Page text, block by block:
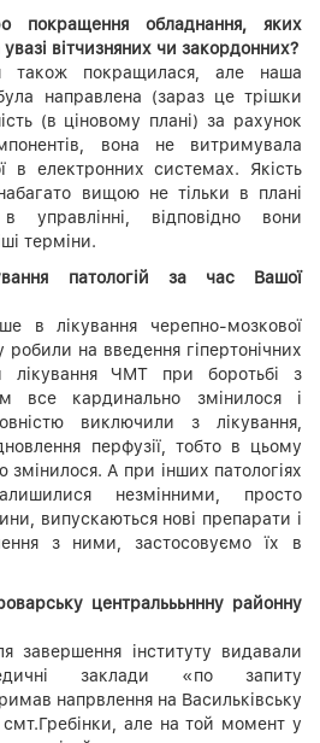
покращення обладнання, яких
вітчизняних чи закордонних?
також покращилася, але наша
направлена (зараз це трішки
(в ціновому плані) за рахунок
вона не витримувала
в електронних системах. Якість
вищою не тільки в плані
відповідно вони
терміни.
патологій за час Вашої
в лікування черепно-мозкової
робили на введення гіпертонічних
лікування ЧМТ при боротьбі з
все кардинально змінилося і
виключили з лікування,
перфузії, тобто в цьому
змінилося. А при інших патологіях
незмінними, просто
випускаються нові препарати і
з ними, застосовуємо їх в
центральььннну районну
завершення інституту видавали
заклади «по запиту
напрвлення на Васильківську
але на той момент у